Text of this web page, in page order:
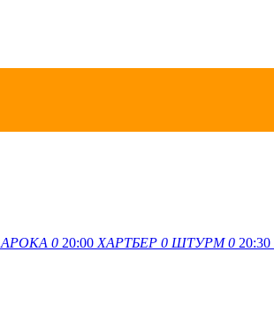
АРОКА 0 20:00 ХАРТБЕР 0 ШТУРМ 0 20:30